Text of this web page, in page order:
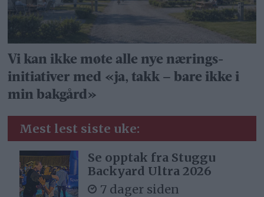
Vi kan ikke møte alle nye nærings­
initiativer med «ja, takk – bare ikke i
min bakgård»
Mest lest siste uke:
Se opptak fra Stuggu
Backyard Ultra 2026
7 dager siden